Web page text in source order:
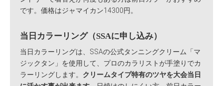
です。価格はジャマイカン14300円。
当日カラーリング（SSAに申し込み）
当日カラーリングは、SSAの公式タンニングクリーム「マ
ジックタン」を使用して、プロのカラリストが手塗りでカ
ラーリングします。 クリームタイプ特有のツヤを大会当日